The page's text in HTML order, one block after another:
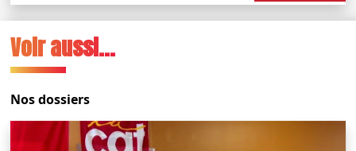
Voir aussi...
Nos dossiers